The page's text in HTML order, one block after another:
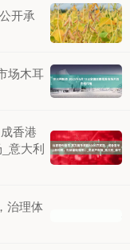
开承
场木耳
香港
意大利
治理体